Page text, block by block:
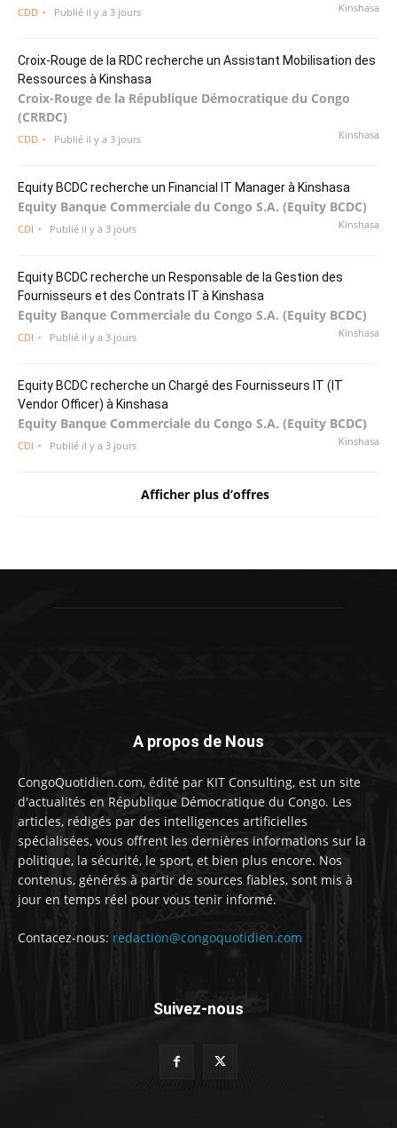
Kinshasa
CDD Publié il y a 3 jours
Croix-Rouge de la RDC recherche un Assistant Mobilisation des
Ressources à Kinshasa
Croix-Rouge de la République Démocratique du Congo
(CRRDC)
Kinshasa
CDD Publié il y a 3 jours
Equity BCDC recherche un Financial IT Manager à Kinshasa
Equity Banque Commerciale du Congo S.A. (Equity BCDC)
Kinshasa
CDI Publié il y a 3 jours
Equity BCDC recherche un Responsable de la Gestion des
Fournisseurs et des Contrats IT à Kinshasa
Equity Banque Commerciale du Congo S.A. (Equity BCDC)
Kinshasa
CDI Publié il y a 3 jours
Equity BCDC recherche un Chargé des Fournisseurs IT (IT
Vendor Officer) à Kinshasa
Equity Banque Commerciale du Congo S.A. (Equity BCDC)
Kinshasa
CDI Publié il y a 3 jours
Afficher plus d’offres
A propos de Nous
CongoQuotidien.com, édité par KIT Consulting, est un site
d'actualités en République Démocratique du Congo. Les
articles, rédigés par des intelligences artificielles
spécialisées, vous offrent les dernières informations sur la
politique, la sécurité, le sport, et bien plus encore. Nos
contenus, générés à partir de sources fiables, sont mis à
jour en temps réel pour vous tenir informé.
Contacez-nous: redaction@congoquotidien.com
Suivez-nous